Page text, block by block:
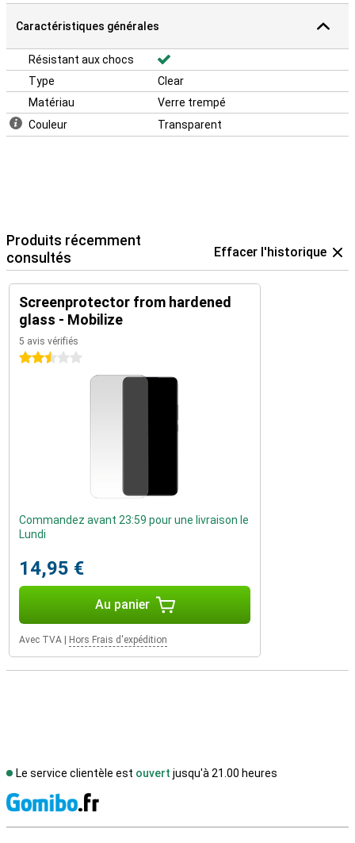
Caractéristiques générales
Résistant aux chocs
Type
Clear
Matériau
Verre trempé
Couleur
Transparent
Produits récemment
consultés
Effacer l'historique
Screenprotector from hardened
glass - Mobilize
5 avis vérifiés
2.5 étoiles
Commandez avant 23:59 pour une livraison le
Lundi
14,95 €
Au panier
Avec TVA Hors Frais d'expédition
Le service clientèle est ouvert jusqu'à 21.00 heures